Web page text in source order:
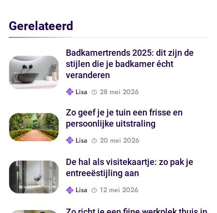
Gerelateerd
Badkamertrends 2025: dit zijn de
stijlen die je badkamer écht
veranderen
Lisa
28 mei 2026
Zo geef je je tuin een frisse en
persoonlijke uitstraling
Lisa
20 mei 2026
De hal als visitekaartje: zo pak je
entreeëstijling aan
Lisa
12 mei 2026